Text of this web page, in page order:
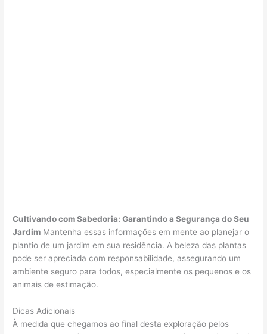
Cultivando com Sabedoria: Garantindo a Segurança do Seu
Jardim Mantenha essas informações em mente ao planejar o
plantio de um jardim em sua residência. A beleza das plantas
pode ser apreciada com responsabilidade, assegurando um
ambiente seguro para todos, especialmente os pequenos e os
animais de estimação.
Dicas Adicionais
À medida que chegamos ao final desta exploração pelos